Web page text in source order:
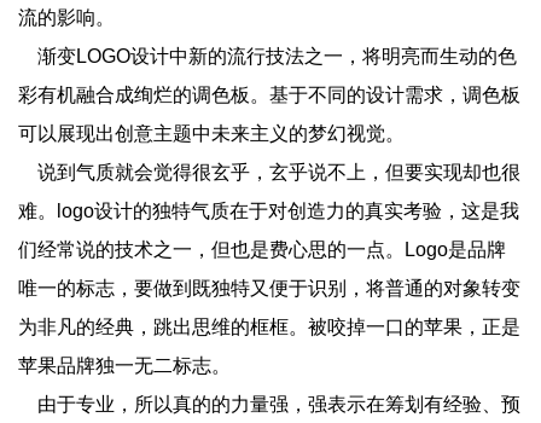
流的影响。
渐变LOGO设计中新的流行技法之一，将明亮而生动的色
彩有机融合成绚烂的调色板。基于不同的设计需求，调色板
可以展现出创意主题中未来主义的梦幻视觉。
说到气质就会觉得很玄乎，玄乎说不上，但要实现却也很
难。logo设计的独特气质在于对创造力的真实考验，这是我
们经常说的技术之一，但也是费心思的一点。Logo是品牌
唯一的标志，要做到既独特又便于识别，将普通的对象转变
为非凡的经典，跳出思维的框框。被咬掉一口的苹果，正是
苹果品牌独一无二标志。
由于专业，所以真的的力量强，强表示在筹划有经验、预